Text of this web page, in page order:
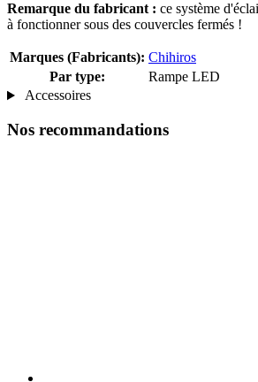
Remarque du fabricant : ce système
à fonctionner sous des couvercles fermés !
Marques (Fabricants): Chihiros
Par type:
Rampe LED
Accessoires
Nos recommandations